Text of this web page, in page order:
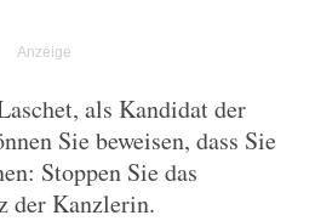
als Kandidat der
Sie beweisen, dass Sie
Stoppen Sie das
der Kanzlerin.